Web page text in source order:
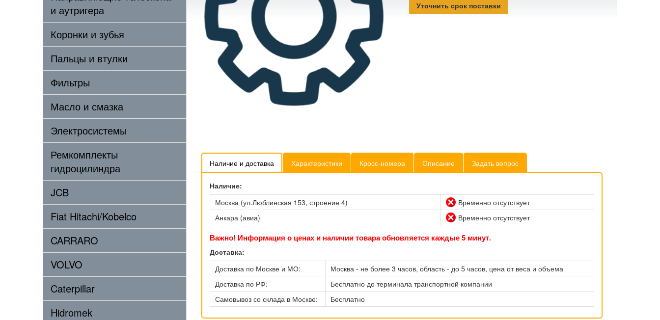
и аутригера
Коронки и зубья
Пальцы и втулки
Фильтры
Масло и смазка
Электросистемы
Ремкомплекты
гидроцилиндра
JCB
Fiat Hitachi/Kobelco
CARRARO
VOLVO
Caterpillar
Hidromek
Уточнить срок поставки
Наличие и доставка Характеристики Кросс-номера Описание Задать вопрос
Наличие:
Москва (ул.Люблинская 153, строение 4)
Временно отсутствует
Анкара (авиа)
Временно отсутствует
Важно! Информация о ценах и наличии товара обновляется каждые 5 минут.
Доставка:
Доставка по Москве и МО:
Москва - не более 3 часов, область - до 5 часов, цена от веса и объема
Доставка по РФ:
Бесплатно до терминала транспортной компании
Самовывоз со склада в Москве:
Бесплатно